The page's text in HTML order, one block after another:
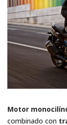
Motor
combinado con